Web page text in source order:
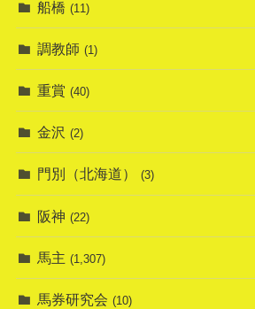
船橋 (11)
調教師 (1)
重賞 (40)
金沢 (2)
門別（北海道） (3)
阪神 (22)
馬主 (1,307)
馬券研究会 (10)